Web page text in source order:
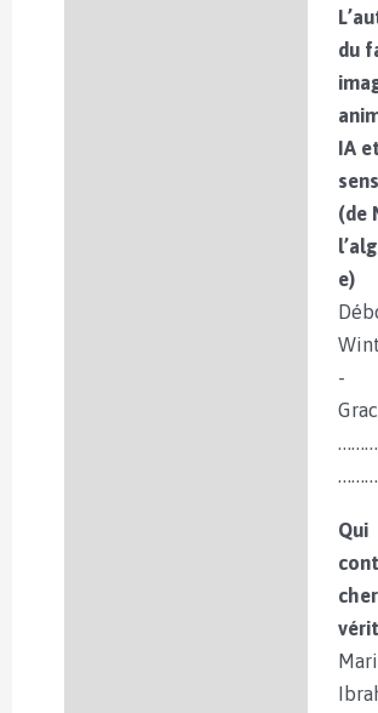
du
IA
(de
e)
-
Qui